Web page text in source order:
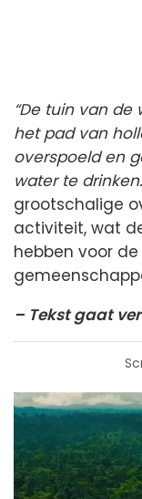
“De tuin van
het pad van
overspoeld en
water te
grootschalige
activiteit, wat
hebben voor
– Tekst gaat